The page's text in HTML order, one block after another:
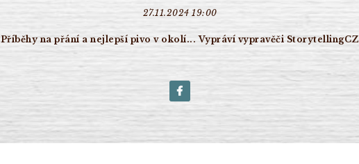
27.11.2024 19:00
Příběhy na přání a nejlepší pivo v okolí... Vypráví vypravěči StorytellingCZ